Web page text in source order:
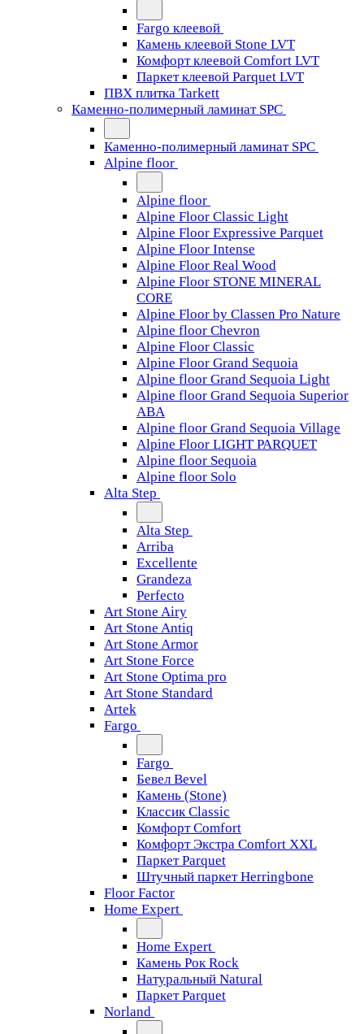
Fargo клеевой
Камень клеевой Stone LVT
Комфорт клеевой Comfort LVT
Паркет клеевой Parquet LVT
ПВХ плитка Tarkett
Каменно-полимерный ламинат SPC
Каменно-полимерный ламинат SPC
Alpine floor
Alpine floor
Alpine Floor Classic Light
Alpine Floor Expressive Parquet
Alpine Floor Intense
Alpine Floor Real Wood
Alpine Floor STONE MINERAL
CORE
Alpine Floor by Classen Pro Nature
Alpine floor Chevron
Alpine Floor Classic
Alpine Floor Grand Sequoia
Alpine floor Grand Sequoia Light
Alpine floor Grand Sequoia Superior
ABA
Alpine floor Grand Sequoia Village
Alpine Floor LIGHT PARQUET
Alpine floor Sequoia
Alpine floor Solo
Alta Step
Alta Step
Arriba
Excellente
Grandeza
Perfecto
Art Stone Airy
Art Stone Antiq
Art Stone Armor
Art Stone Force
Art Stone Optima pro
Art Stone Standard
Artek
Fargo
Fargo
Бевел Bevel
Камень (Stone)
Классик Classic
Комфорт Comfort
Комфорт Экстра Comfort XXL
Паркет Parquet
Штучный паркет Herringbone
Floor Factor
Home Expert
Home Expert
Камень Рок Rock
Натуральный Natural
Паркет Parquet
Norland